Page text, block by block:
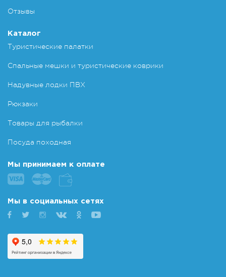
Отзывы
Каталог
Туристические палатки
Спальные мешки и туристические коврики
Надувные лодки ПВХ
Рюкзаки
Товары для рыбалки
Посуда походная
Мы принимаем к оплате
Мы в социальных сетях